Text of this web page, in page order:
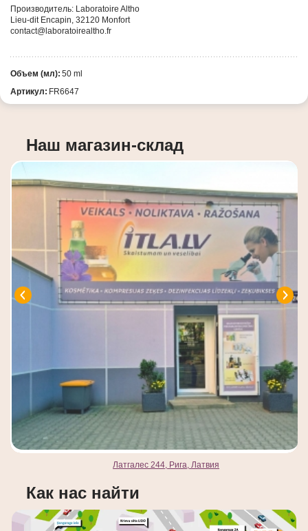
Производитель: Laboratoire Altho
Lieu-dit Encapin, 32120 Monfort
contact@laboratoirealtho.fr
Объем (мл): 50 ml
Артикул: FR6647
Наш магазин-склад
Латгалес 244, Рига, Латвия
Как нас найти